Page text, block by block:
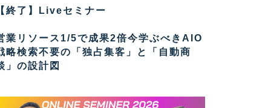
終了】Liveセミナー
業リソース1/5で成果2倍今学ぶべきAIO
略検索不要の「独占集客」と「自動商
」の設計図